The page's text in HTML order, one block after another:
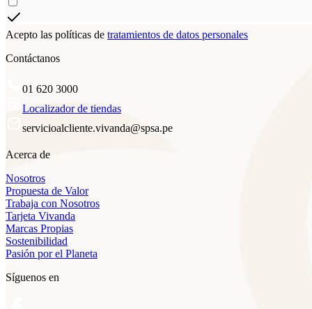
Acepto las políticas de tratamientos de datos personales
Contáctanos
01 620 3000
Localizador de tiendas
servicioalcliente.vivanda@spsa.pe
Acerca de
Nosotros
Propuesta de Valor
Trabaja con Nosotros
Tarjeta Vivanda
Marcas Propias
Sostenibilidad
Pasión por el Planeta
Síguenos en